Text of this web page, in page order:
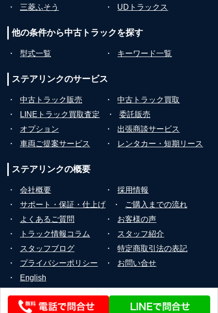
・
三菱ふそう ・ UDトラックス
他の条件から中古トラックを探す
・ 型式一覧 ・ キーワード一覧
ステアリンクのサービス
・ 中古トラック販売 ・
中古トラック買取
・
LINEトラック買取査定 ・
委託販売
・
オプション ・
出張商談サービス
・
車両ご提案サービス ・ レンタカー・短期リース
ステアリンクの概要
・ 会社概要 ・
採用情報
・
サポート・保証・仕上げ ・
ご購入までの流れ
・
よくあるご質問 ・
お客様の声
・
トラック情報コラム ・
スタッフ紹介
・
スタッフブログ ・
特定商取引法の表記
・
プライバシーポリシー ・
お問い合せ
・
English
© 2026 STEERLINK Co.,Ltd